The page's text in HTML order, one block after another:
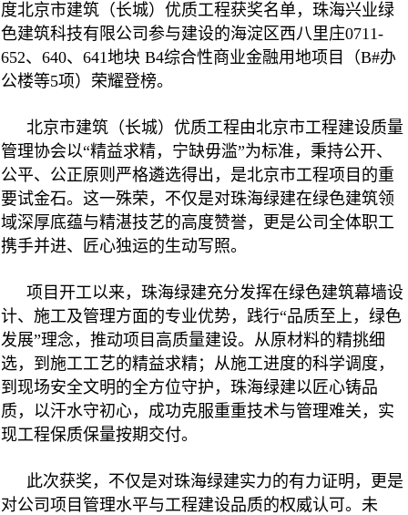
度北京市建筑（长城）优质工程获奖名单，珠海兴业绿
色建筑科技有限公司参与建设的海淀区西八里庄0711-
652、640、641地块 B4综合性商业金融用地项目（B#办
公楼等5项）荣耀登榜。
北京市建筑（长城）优质工程由北京市工程建设质量
管理协会以“精益求精，宁缺毋滥”为标准，秉持公开、
公平、公正原则严格遴选得出，是北京市工程项目的重
要试金石。这一殊荣，不仅是对珠海绿建在绿色建筑领
域深厚底蕴与精湛技艺的高度赞誉，更是公司全体职工
携手并进、匠心独运的生动写照。
项目开工以来，珠海绿建充分发挥在绿色建筑幕墙设
计、施工及管理方面的专业优势，践行“品质至上，绿色
发展”理念，推动项目高质量建设。从原材料的精挑细
选，到施工工艺的精益求精；从施工进度的科学调度，
到现场安全文明的全方位守护，珠海绿建以匠心铸品
质，以汗水守初心，成功克服重重技术与管理难关，实
现工程保质保量按期交付。
此次获奖，不仅是对珠海绿建实力的有力证明，更是
对公司项目管理水平与工程建设品质的权威认可。未